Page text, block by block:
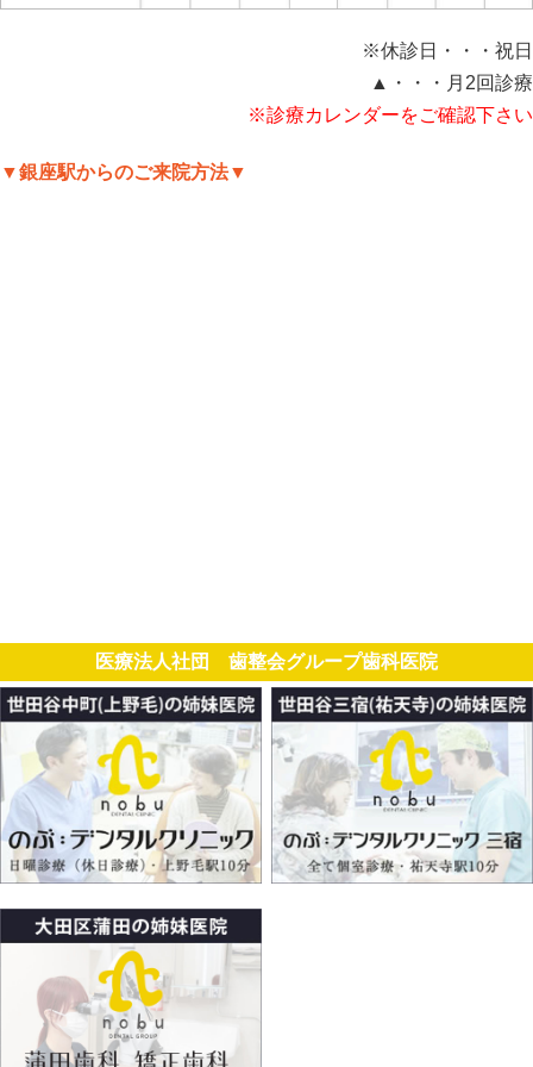
※休診日・・・祝日
▲・・・月2回診療
※診療カレンダーをご確認下さい
▼銀座駅からのご来院方法▼
医療法人社団 歯整会グループ歯科医院